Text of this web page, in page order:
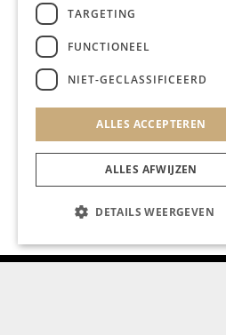
ES&C opent
Atelier
TARGETING
FUNCTIONEEL
NIET-GECLASSIFICEERD
ALLES ACCEPTEREN
ALLES AFWIJZEN
DETAILS WEERGEVEN